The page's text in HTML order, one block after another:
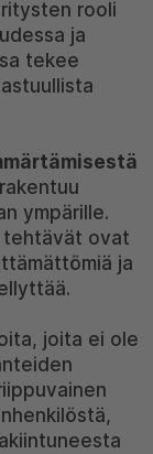
rooli
ja
tekee
ympärille.
tehtävät ovat
ja
joita ei ole